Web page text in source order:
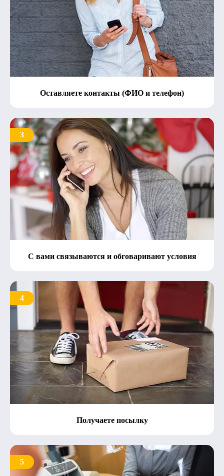
Оставляете контакты (ФИО и телефон)
3
С вами связываются и обговаривают условия
4
Получаете посылку
5